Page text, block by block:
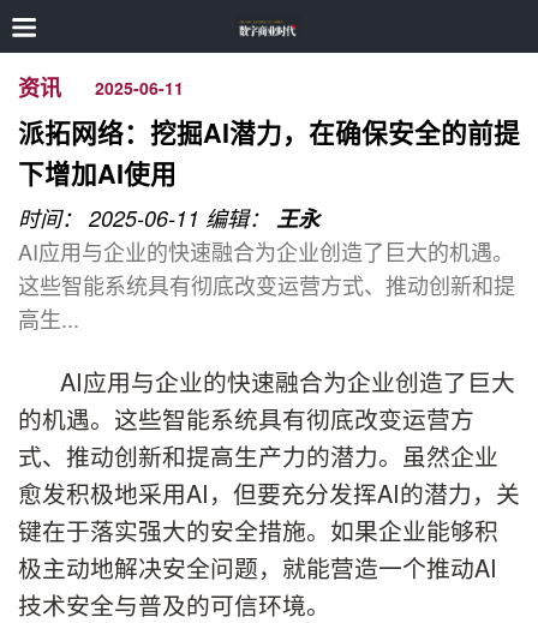
资讯 2025-06-11
派拓网络：挖掘AI潜力，在确保安全的前提
下增加AI使用
时间： 2025-06-11 编辑： 王永
AI应用与企业的快速融合为企业创造了巨大的机遇。
这些智能系统具有彻底改变运营方式、推动创新和提
高生...
AI应用与企业的快速融合为企业创造了巨大
的机遇。这些智能系统具有彻底改变运营方
式、推动创新和提高生产力的潜力。虽然企业
愈发积极地采用AI，但要充分发挥AI的潜力，关
键在于落实强大的安全措施。如果企业能够积
极主动地解决安全问题，就能营造一个推动AI
技术安全与普及的可信环境。